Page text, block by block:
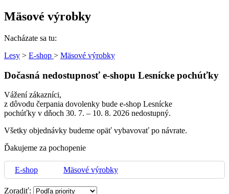
Mäsové výrobky
Nacházate sa tu:
Lesy > E-shop > Mäsové výrobky
Dočasná nedostupnosť e‑shopu Lesnícke pochúťky
Vážení zákazníci,
z dôvodu čerpania dovolenky bude e‑shop Lesnícke
pochúťky v dňoch 30. 7. – 10. 8. 2026 nedostupný.
Všetky objednávky budeme opäť vybavovať po návrate.
Ďakujeme za pochopenie
E-shop Mäsové výrobky
Zoradiť: